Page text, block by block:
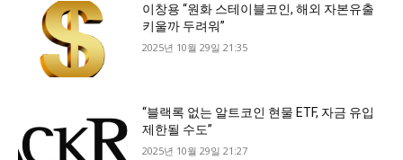
이창용 “원화 스테이블코인, 해외 자본유출
키울까 두려워”
2025년 10월 29일 21:35
“블랙록 없는 알트코인 현물 ETF, 자금 유입
제한될 수도”
2025년 10월 29일 21:27